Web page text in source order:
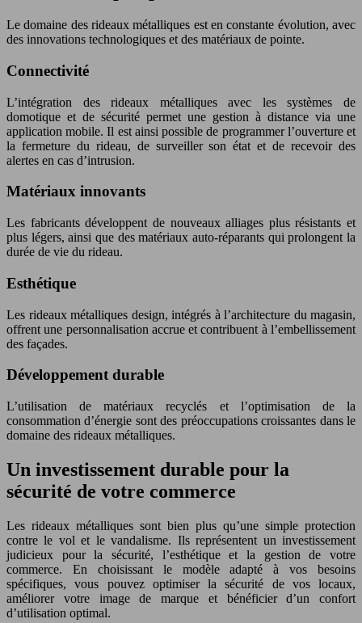
Le domaine des rideaux métalliques est en constante évolution, avec
des innovations technologiques et des matériaux de pointe.
Connectivité
L’intégration des rideaux métalliques avec les systèmes de
domotique et de sécurité permet une gestion à distance via une
application mobile. Il est ainsi possible de programmer l’ouverture et
la fermeture du rideau, de surveiller son état et de recevoir des
alertes en cas d’intrusion.
Matériaux innovants
Les fabricants développent de nouveaux alliages plus résistants et
plus légers, ainsi que des matériaux auto-réparants qui prolongent la
durée de vie du rideau.
Esthétique
Les rideaux métalliques design, intégrés à l’architecture du magasin,
offrent une personnalisation accrue et contribuent à l’embellissement
des façades.
Développement durable
L’utilisation de matériaux recyclés et l’optimisation de la
consommation d’énergie sont des préoccupations croissantes dans le
domaine des rideaux métalliques.
Un investissement durable pour la
sécurité de votre commerce
Les rideaux métalliques sont bien plus qu’une simple protection
contre le vol et le vandalisme. Ils représentent un investissement
judicieux pour la sécurité, l’esthétique et la gestion de votre
commerce. En choisissant le modèle adapté à vos besoins
spécifiques, vous pouvez optimiser la sécurité de vos locaux,
améliorer votre image de marque et bénéficier d’un confort
d’utilisation optimal.